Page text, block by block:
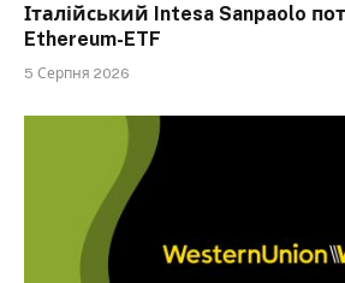
Італійський Intesa Sanpaolo
Ethereum-ETF
5 Серпня 2026